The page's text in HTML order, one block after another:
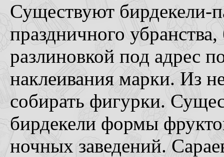
Существуют бирдекели-
праздничного
разлиновкой под адрес
наклеивания марки. Из
собирать фигурки.
бирдекели формы
ночных заведений.